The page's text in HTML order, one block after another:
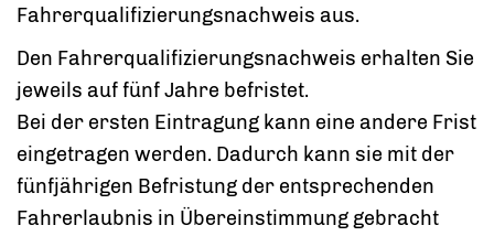
Fahrerqualifizierungsnachweis aus.
Den Fahrerqualifizierungsnachweis erhalten Sie
jeweils auf fünf Jahre befristet.
Bei der ersten Eintragung kann eine andere Frist
eingetragen werden. Dadurch kann sie mit der
fünfjährigen Befristung der entsprechenden
Fahrerlaubnis in Übereinstimmung gebracht